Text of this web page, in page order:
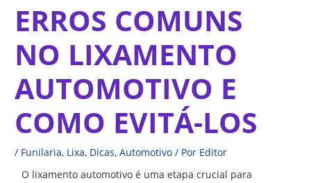
ERROS COMUNS
NO LIXAMENTO
AUTOMOTIVO E
COMO EVITÁ-LOS
/ Funilaria, Lixa, Dicas,Automotivo / Por Editor
O lixamento automotivo é uma etapa crucial para